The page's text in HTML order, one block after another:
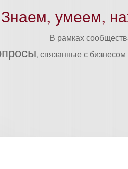
Знаем, умеем,
В рамках
, связанные с